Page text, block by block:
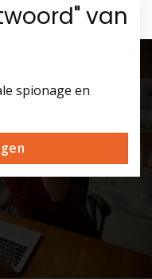
van
spionage en